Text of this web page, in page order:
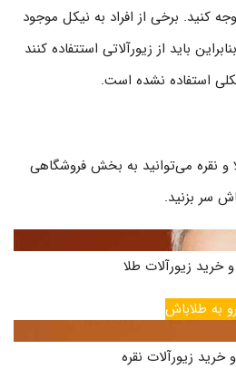
کنید. برخی از افراد به نیکل موجود
باید از زیورآلاتی استتفاده کنند
استفاده نشده است.
و نقره می‌توانید به بخش فروشگاهی
سر بزنید.
خرید زیورآلات طلا
به طلاباش
زیورآلات نقره